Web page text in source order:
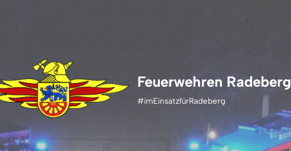
Feuerwehren Radeberg
#imEinsatzfürRadeberg